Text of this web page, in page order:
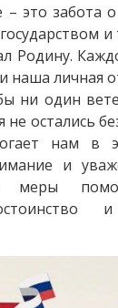
– это забота
Родину.
наша личная
ни один
не остались
нам в
и
меры